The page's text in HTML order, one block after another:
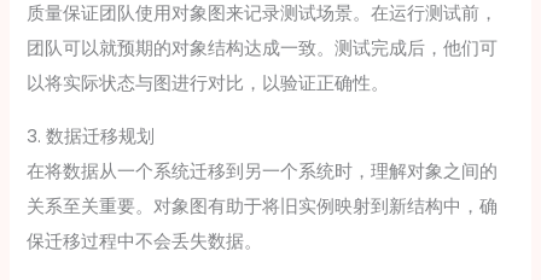
质量保证团队使用对象图来记录测试场景。在运行测试前，
团队可以就预期的对象结构达成一致。测试完成后，他们可
以将实际状态与图进行对比，以验证正确性。
3. 数据迁移规划
在将数据从一个系统迁移到另一个系统时，理解对象之间的
关系至关重要。对象图有助于将旧实例映射到新结构中，确
保迁移过程中不会丢失数据。